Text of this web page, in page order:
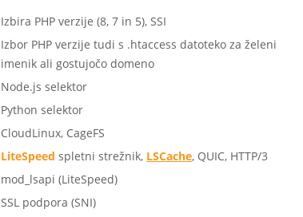
Izbira PHP verzije (8, 7 in 5), SSI
Izbor PHP verzije tudi s .htaccess datoteko za želeni
imenik ali gostujočo domeno
Node.js selektor
Python selektor
CloudLinux, CageFS
LiteSpeed spletni strežnik, LSCache, QUIC, HTTP/3
mod_lsapi (LiteSpeed)
SSL podpora (SNI)